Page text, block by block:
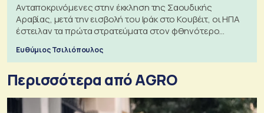
Ανταποκρινόμενες στην έκκληση της Σαουδικής
Αραβίας, μετά την εισβολή του Ιράκ στο Κουβέιτ, οι ΗΠΑ
έστειλαν τα πρώτα στρατεύματα στον φθηνότερο
Ευθύμιος Τσιλιόπουλος
Περισσότερα από AGRO